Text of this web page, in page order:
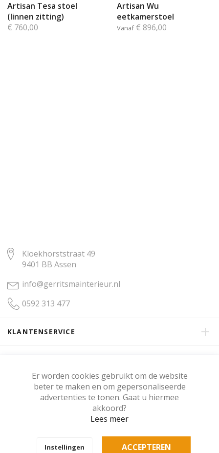
Er worden cookies gebruikt om de website
beter te maken en om gepersonaliseerde
advertenties te tonen. Gaat u hiermee
akkoord?
Lees meer
Instellingen ACCEPTEREN
Artisan Tesa stoel
(linnen zitting)
€ 760,00
Artisan Wu
eetkamerstoel
Vanaf € 896,00
Kloekhorststraat 49
9401 BB Assen
info@gerritsmainterieur.nl
0592 313 477
KLANTENSERVICE
KLANTENBEOORDELING
Copyright © Gerritsma Interieur.